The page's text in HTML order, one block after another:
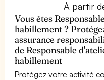
À partir
Vous êtes
habillement ?
assurance
de Responsable
habillement
Protégez votre activité